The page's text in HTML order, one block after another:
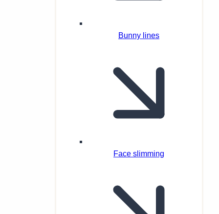
Bunny lines
Face slimming